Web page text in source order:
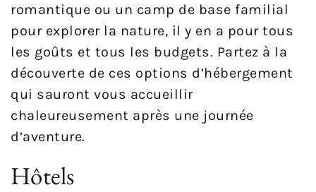
romantique ou un camp de base familial
pour explorer la nature, il y en a pour tous
les goûts et tous les budgets. Partez à la
découverte de ces options d’hébergement
qui sauront vous accueillir
chaleureusement après une journée
d’aventure.
Hôtels